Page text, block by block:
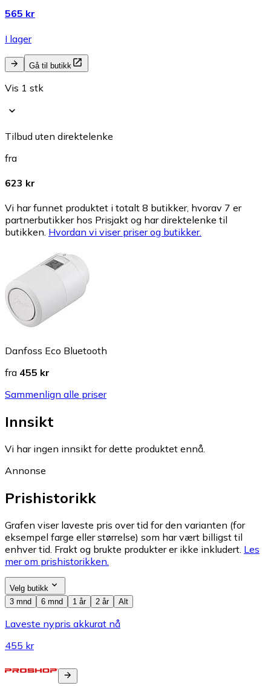
565 kr
I lager
Gå til butikk
Vis 1 stk
Tilbud uten direktelenke
fra
623 kr
Vi har funnet produktet i totalt 8 butikker, hvorav 7 er
partnerbutikker hos Prisjakt og har direktelenke til
butikken. Hvordan vi viser priser og butikker.
Danfoss Eco Bluetooth
fra 455 kr
Sammenlign alle priser
Innsikt
Vi har ingen innsikt for dette produktet ennå.
Annonse
Prishistorikk
Grafen viser laveste pris over tid for den varianten (for
eksempel farge eller størrelse) som har vært billigst til
enhver tid. Frakt og brukte produkter er ikke inkludert. Les
mer om prishistorikken.
Velg butikk
3 mnd
6 mnd 1 år 2 år Alt
Laveste nypris akkurat nå
455 kr